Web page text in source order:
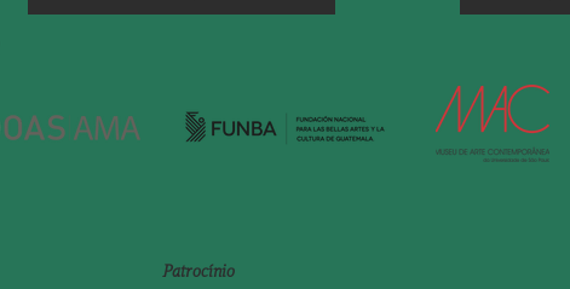
Patrocínio